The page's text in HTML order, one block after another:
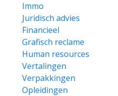
Immo
Juridisch advies
Financieel
Grafisch reclame
Human resources
Vertalingen
Verpakkingen
Opleidingen